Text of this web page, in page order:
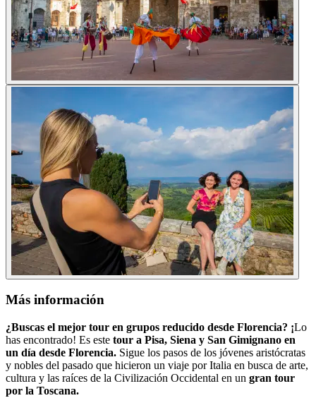
Más información
¿Buscas el mejor tour en grupos reducido desde Florencia? ¡Lo
has encontrado! Es este tour a Pisa, Siena y San Gimignano en
un día desde Florencia. Sigue los pasos de los jóvenes aristócratas
y nobles del pasado que hicieron un viaje por Italia en busca de arte,
cultura y las raíces de la Civilización Occidental en un gran tour
por la Toscana.